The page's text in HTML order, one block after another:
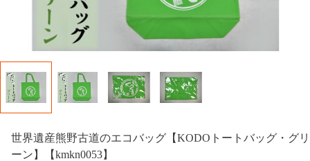
世界遺産熊野古道のエコバッグ【KODOトートバッグ・グリ
ーン】【kmkn0053】